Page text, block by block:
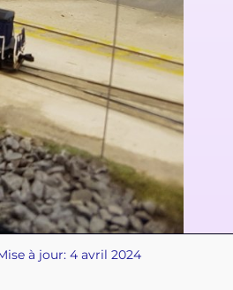
à jour: 4 avril 2024